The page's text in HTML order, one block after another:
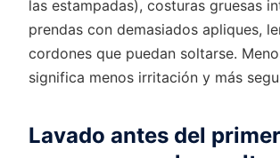
las estampadas), costuras gruesas
prendas con demasiados apliques,
cordones que puedan soltarse.
significa menos irritación y más
Lavado antes del